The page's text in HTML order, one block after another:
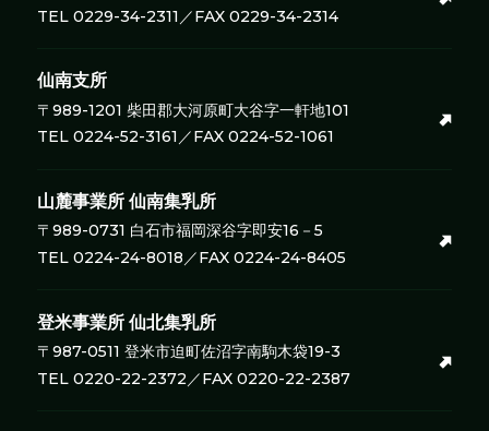
TEL 0229-34-2311／FAX 0229-34-2314
仙南支所
〒989-1201 柴田郡大河原町大谷字一軒地101
TEL 0224-52-3161／FAX 0224-52-1061
山麓事業所仙南集乳所
〒989-0731 白石市福岡深谷字即安16－5
TEL 0224-24-8018／FAX 0224-24-8405
登米事業所仙北集乳所
〒987-0511 登米市迫町佐沼字南駒木袋19-3
TEL 0220-22-2372／FAX 0220-22-2387